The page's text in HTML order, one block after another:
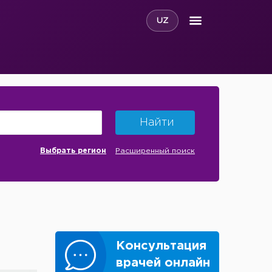
UZ
Найти
Выбрать регион Расширенный поиск
Консультация
врачей онлайн